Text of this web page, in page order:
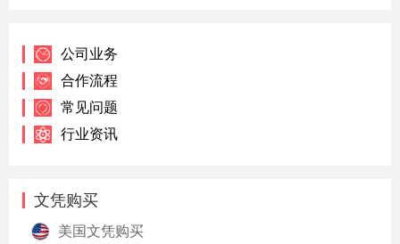
公司业务
合作流程
常见问题
行业资讯
文凭购买
美国文凭购买